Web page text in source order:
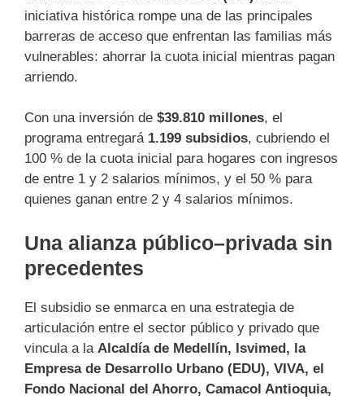
iniciativa histórica rompe una de las principales
barreras de acceso que enfrentan las familias más
vulnerables: ahorrar la cuota inicial mientras pagan
arriendo.
Con una inversión de $39.810 millones, el
programa entregará 1.199 subsidios, cubriendo el
100 % de la cuota inicial para hogares con ingresos
de entre 1 y 2 salarios mínimos, y el 50 % para
quienes ganan entre 2 y 4 salarios mínimos.
Una alianza público–privada sin
precedentes
El subsidio se enmarca en una estrategia de
articulación entre el sector público y privado que
vincula a la Alcaldía de Medellín, Isvimed, la
Empresa de Desarrollo Urbano (EDU), VIVA, el
Fondo Nacional del Ahorro, Camacol Antioquia,